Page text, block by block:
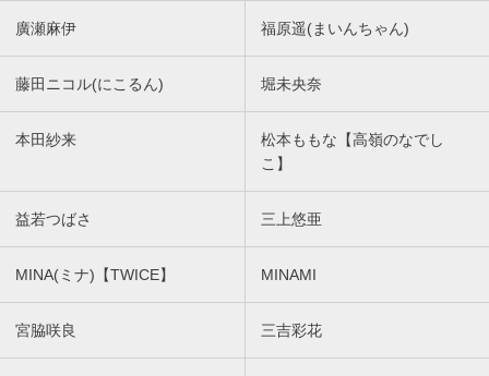
廣瀬麻伊 福原遥(まいんちゃん)
藤田ニコル(にこるん) 堀未央奈
本田紗来
松本ももな【高嶺のなでし
こ】
益若つばさ 三上悠亜
MINA(ミナ)【TWICE】 MINAMI
宮脇咲良 三吉彩花